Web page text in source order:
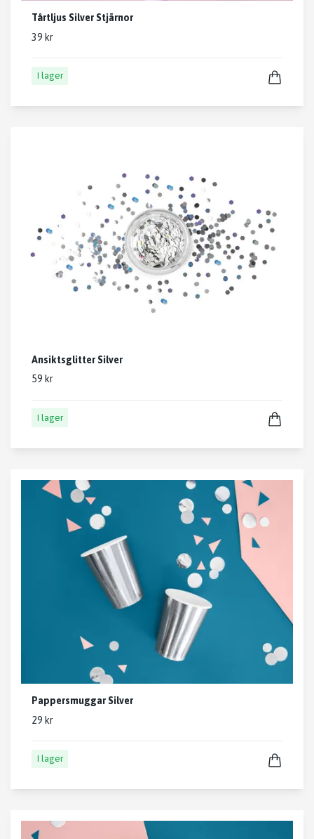
Tårtljus Silver Stjärnor
39 kr
I lager
Ansiktsglitter Silver
59 kr
I lager
Pappersmuggar Silver
29 kr
I lager